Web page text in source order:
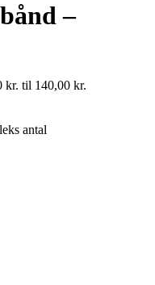
–
kr. til 140,00 kr.
antal